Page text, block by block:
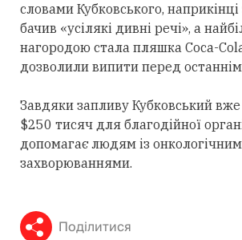
словами Кубковського,
бачив «усілякі дивні речі», а
нагородою стала пляшка Coca-
дозволили випити перед
Завдяки запливу Кубковський вже
$250 тисяч для благодійної
допомагає людям із
захворюваннями.
Поділитися